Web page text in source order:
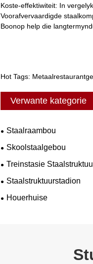
Koste-effektiwiteit: In
Voorafvervaardigde
Boonop help die
Hot Tags:
Verwante kategorie
Staalraambou
Skoolstaalgebou
Treinstasie
Staalstruktuurstadion
Houerhuise